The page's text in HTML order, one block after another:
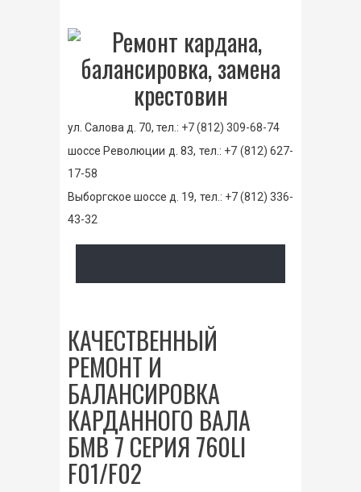
ул. Салова д. 70, тел.: +7 (812) 309-68-74
шоссе Революции д. 83, тел.: +7 (812) 627-
17-58
Выборгское шоссе д. 19, тел.: +7 (812) 336-
43-32
КАЧЕСТВЕННЫЙ
РЕМОНТ И
БАЛАНСИРОВКА
КАРДАННОГО ВАЛА
БМВ 7 СЕРИЯ 760LI
F01/F02